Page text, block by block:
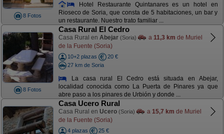
8 Fotos
Hotel Restaurante Quintanares es un hotel en
Rioseco de Soria, que consta de 5 habitaciones, un bar y
un restaurante. Nuestro trato familiar ...
8 Fotos
Casa Rural El Cedro
Casa Rural en Abejar (Soria) a 11,3 km de Muriel
de la Fuente (Soria)
10+2 plazas
20 €
27 km de Soria
La casa rural El Cedro está situada en Abejar,
localidad conocida como La Puerta de Pinares ya que
abre paso a los pinares de Urbión y donde ...
Casa Ucero Rural
Casa Rural en Ucero (Soria) a 15,7 km de Muriel
de la Fuente (Soria)
4 plazas
25 €